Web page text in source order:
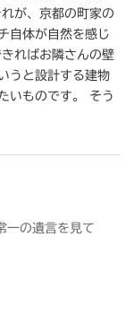
が、京都の町家の
自体が自然を感じ
ればお隣さんの壁
うと設計する建物
いものです。 そう
一の遺言を見て